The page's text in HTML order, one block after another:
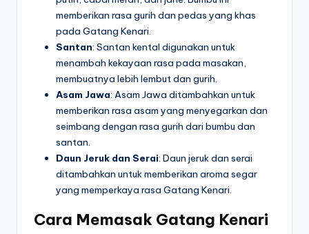
memberikan rasa gurih dan pedas yang khas
pada Gatang Kenari.
Santan: Santan kental digunakan untuk
menambah kekayaan rasa pada masakan,
membuatnya lebih lembut dan gurih.
Asam Jawa: Asam Jawa ditambahkan untuk
memberikan rasa asam yang menyegarkan dan
seimbang dengan rasa gurih dari bumbu dan
santan.
Daun Jeruk dan Serai: Daun jeruk dan serai
ditambahkan untuk memberikan aroma segar
yang memperkaya rasa Gatang Kenari.
Cara Memasak Gatang Kenari